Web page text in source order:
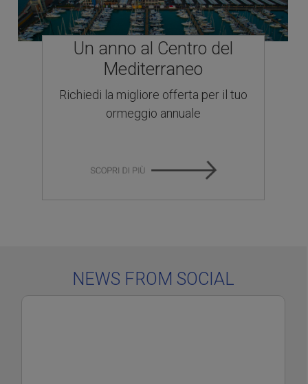
Un anno al Centro del
Mediterraneo
Richiedi la migliore offerta per il tuo
ormeggio annuale
NEWS FROM SOCIAL